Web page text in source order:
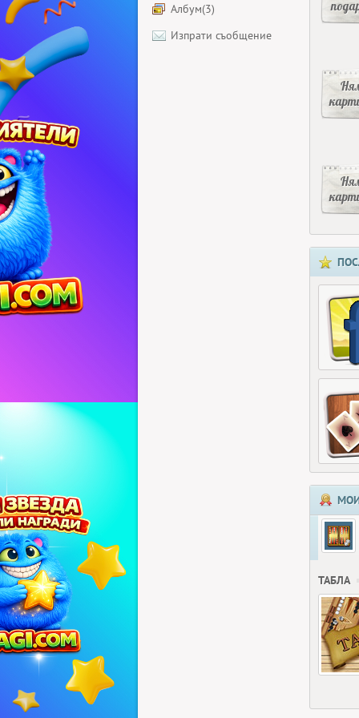
Албум(3)
Изпрати съобщение
ТАБЛА